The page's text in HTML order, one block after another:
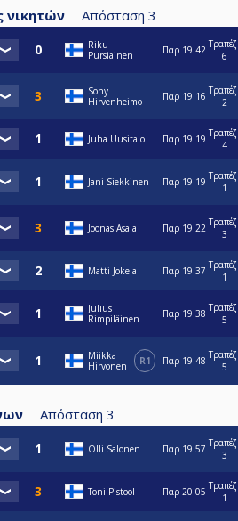
νικητών Απόσταση 3
Riku
Pursiainen
Παρ 19:42
6
Sony
Hirvenheimo
Παρ 19:16
2
Juha Uusitalo Παρ 19:19
4
Jani Siekkinen Παρ 19:19
1
Joonas Asala Παρ 19:22
3
Matti Jokela Παρ 19:37
1
Julius
Rimpiläinen
Παρ 19:38
5
Miikka
Hirvonen
R1 Παρ 19:48
5
Απόσταση 3
Olli Salonen Παρ 19:57
3
Toni Pistool Παρ 20:05
1